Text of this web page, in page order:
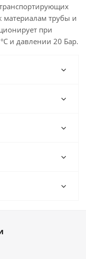
материалам трубы и
при
и давлении 20 Бар.